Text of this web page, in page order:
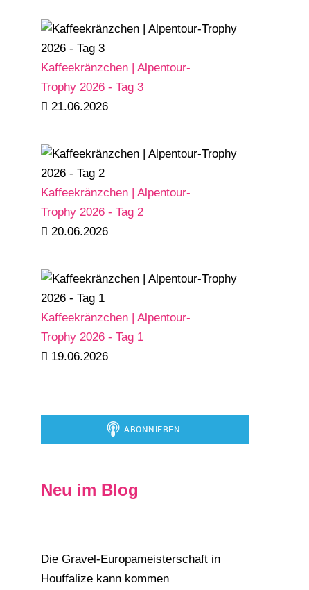
Kaffeekränzchen | Alpentour-
Trophy 2026 - Tag 3
21.06.2026
Kaffeekränzchen | Alpentour-
Trophy 2026 - Tag 2
20.06.2026
Kaffeekränzchen | Alpentour-
Trophy 2026 - Tag 1
19.06.2026
Neu im Blog
Die Gravel-Europameisterschaft in
Houffalize kann kommen